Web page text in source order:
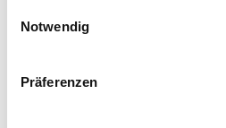
Notwendig
Präferenzen